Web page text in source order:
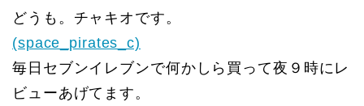
どうも。チャキオです。
(space_pirates_c)
毎日セブンイレブンで何かしら買って夜９時にレ
ビューあげてます。